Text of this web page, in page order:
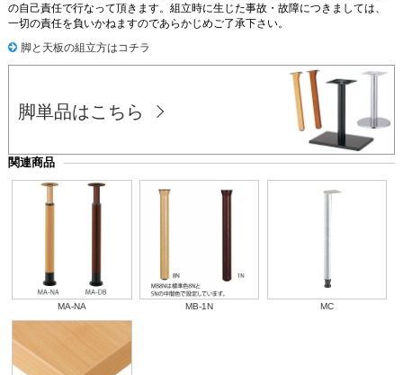
の自己責任で行なって頂きます。組立時に生じた事故・故障につきましては、
一切の責任を負いかねますのであらかじめご了承下さい。
脚と天板の組立方はコチラ
脚単品はこちら
関連商品
MA-NA MB-1N MC